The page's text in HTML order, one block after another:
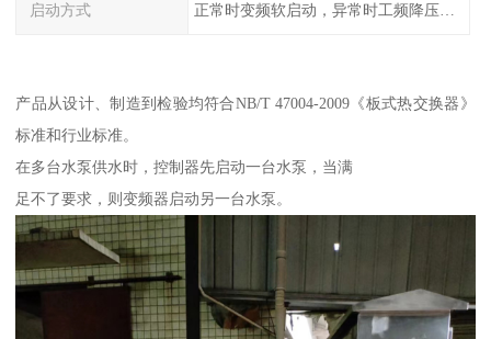
启动方式 正常时变频软启动，异常时工频降压或全压启动
产品从设计、制造到检验均符合NB/T 47004-2009《板式热交换器》
标准和行业标准。
在多台水泵供水时，控制器先启动一台水泵，当满
足不了要求，则变频器启动另一台水泵。